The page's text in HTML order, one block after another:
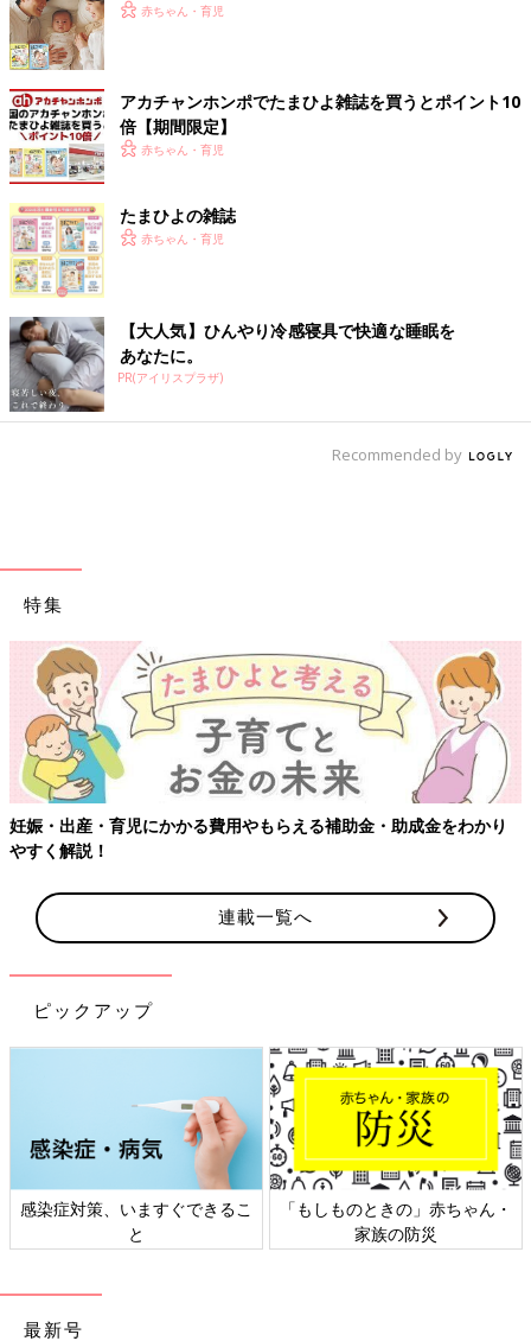
赤ちゃん・育児
アカチャンホンポでたまひよ雑誌を買うとポイント10
倍【期間限定】
赤ちゃん・育児
たまひよの雑誌
赤ちゃん・育児
【大人気】ひんやり冷感寝具で快適な睡眠を
あなたに。
PR(アイリスプラザ)
Recommended by
特集
妊娠・出産・育児にかかる費用やもらえる補助金・助成金をわかり
やすく解説！
連載一覧へ
ピックアップ
感染症対策、いますぐできるこ
と
「もしものときの」赤ちゃん・
家族の防災
最新号